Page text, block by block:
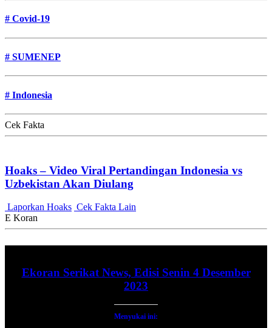
# Covid-19
# SUMENEP
# Indonesia
Cek Fakta
Hoaks – Video Viral Pertandingan Indonesia vs
Uzbekistan Akan Diulang
Laporkan Hoaks Cek Fakta Lain
E Koran
Ekoran Serikat News, Edisi Senin 4 Desember
2023
Menyukai ini: